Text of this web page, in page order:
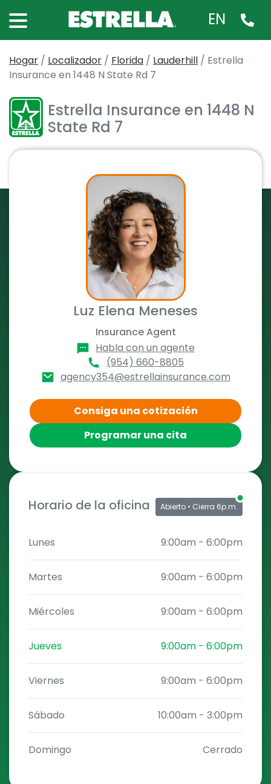
EN
Hogar / Localizador / Florida / Lauderhill / Estrella
Insurance en 1448 N State Rd 7
Estrella Insurance en 1448 N
State Rd 7
Luz Elena Meneses
Insurance Agent
Habla con un agente
(954) 660-8805
agency354@estrellainsurance.com
Consiga una cotización
Programar una cita
Horario de la oficina Abierto • Cierra 6p.m.
Lunes 9:00am - 6:00pm
Martes 9:00am - 6:00pm
Miércoles 9:00am - 6:00pm
Jueves 9:00am - 6:00pm
Viernes 9:00am - 6:00pm
Sábado 10:00am - 3:00pm
Domingo Cerrado